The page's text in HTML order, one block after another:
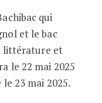
qui
et le bac
littérature et
le 22 mai 2025
23 mai 2025.